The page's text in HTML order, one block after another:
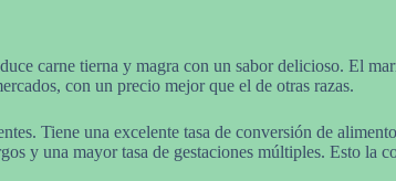
carne tierna y magra con un sabor delicioso. El
con un precio mejor que el de otras razas.
Tiene una excelente tasa de conversión de
y una mayor tasa de gestaciones múltiples. Esto la